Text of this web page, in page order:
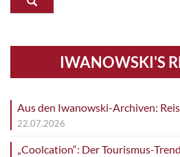
IWANOWSKI'S
Aus den Iwanowski-Archiven:
22.07.2026
„Coolcation“: Der Tourismus-